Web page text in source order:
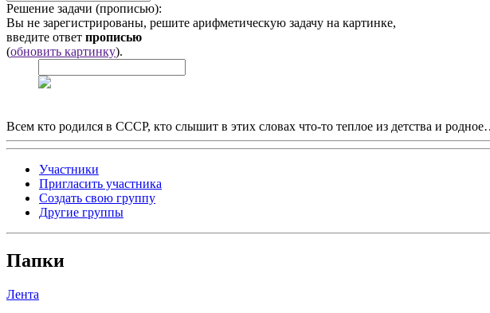
Решение задачи (прописью):
Вы не зарегистрированы, решите арифметическую задачу на картинке,
введите ответ прописью
(обновить картинку).
Всем кто родился в СССР, кто слышит в этих словах что-то теплое из детства и
Участники
Пригласить участника
Создать свою группу
Другие группы
Папки
Лента